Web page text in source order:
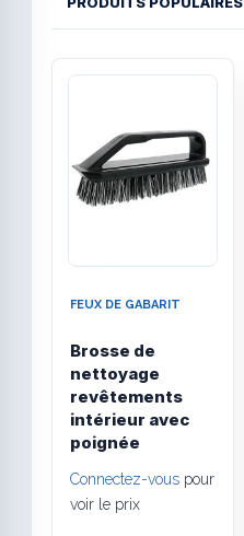
FEUX DE GABARIT
Brosse de
nettoyage
revêtements
intérieur avec
poignée
Connectez-vous pour
voir le prix